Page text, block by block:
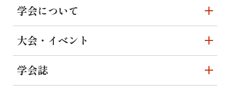
学会について
大会・イベント
学会誌